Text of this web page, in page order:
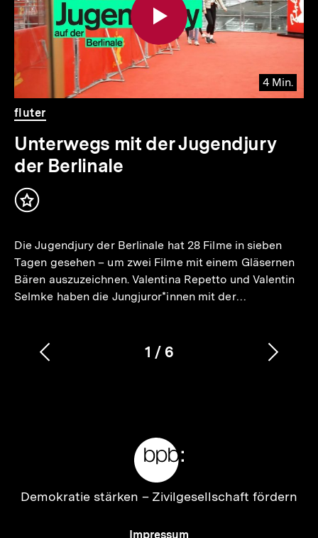
4 Min.
Video
Dauer
4
Min.
fluter
Unterwegs mit der Jugendjury
der Berlinale
Inhalt
Die Jugendjury der Berlinale hat 28 Filme in sieben
Tagen gesehen – um zwei Filme mit einem Gläsernen
Bären auszuzeichnen. Valentina Repetto und Valentin
Selmke haben die Jungjuror*innen mit der…
Karussellinhalt
1
von
/ 6
Vorherigen
Zur
Demokratie stärken – Zivilgesellschaft fördern
Meta-
Impressum